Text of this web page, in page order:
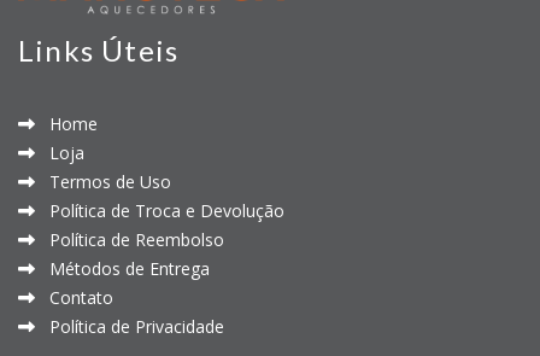
Links Úteis
Home
Loja
Termos de Uso
Política de Troca e Devolução
Política de Reembolso
Métodos de Entrega
Contato
Política de Privacidade